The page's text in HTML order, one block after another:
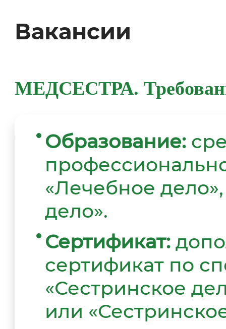
Вакансии
МЕДСЕСТРА.
Образование:
«Лечебное
дело».
Сертификат:
сертификат по
«Сестринское
или